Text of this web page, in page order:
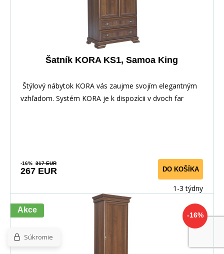
Šatník KORA KS1, Samoa King
Štýlový nábytok KORA vás zaujme svojím elegantným
vzhľadom. Systém KORA je k dispozícii v dvoch far
-16% 317 EUR
267 EUR DO KOŠÍKA
1-3 týdny
-16%
Akce
Súkromie